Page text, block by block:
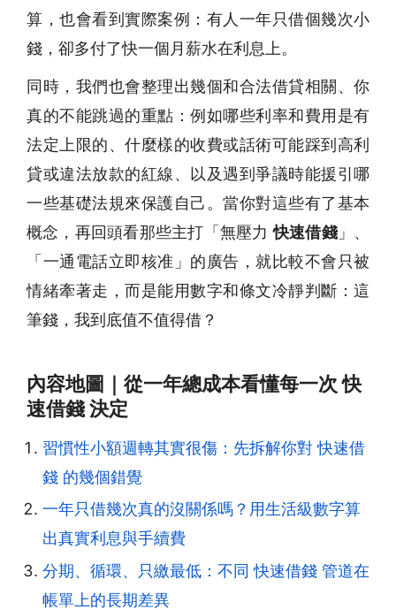
算，也會看到實際案例：有人一年只借個幾次小
錢，卻多付了快一個月薪水在利息上。
同時，我們也會整理出幾個和合法借貸相關、你
真的不能跳過的重點：例如哪些利率和費用是有
法定上限的、什麼樣的收費或話術可能踩到高利
貸或違法放款的紅線、以及遇到爭議時能援引哪
一些基礎法規來保護自己。當你對這些有了基本
概念，再回頭看那些主打「無壓力快速借錢」、
「一通電話立即核准」的廣告，就比較不會只被
情緒牽著走，而是能用數字和條文冷靜判斷：這
筆錢，我到底值不值得借？
內容地圖｜從一年總成本看懂每一次 快
速借錢 決定
習慣性小額週轉其實很傷：先拆解你對 快速借
錢 的幾個錯覺
一年只借幾次真的沒關係嗎？用生活級數字算
出真實利息與手續費
分期、循環、只繳最低：不同 快速借錢 管道在
帳單上的長期差異